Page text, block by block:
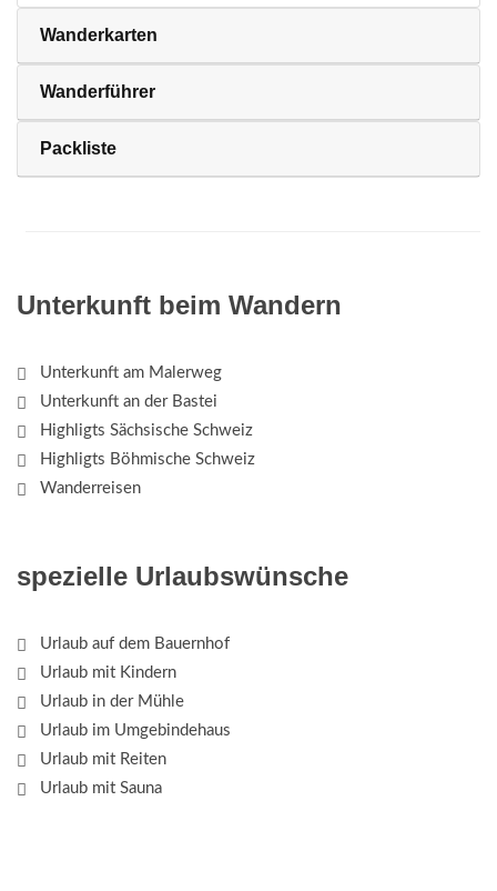
Wanderkarten
Wanderführer
Packliste
Unterkunft beim Wandern
Unterkunft am Malerweg
Unterkunft an der Bastei
Highligts Sächsische Schweiz
Highligts Böhmische Schweiz
Wanderreisen
spezielle Urlaubswünsche
Urlaub auf dem Bauernhof
Urlaub mit Kindern
Urlaub in der Mühle
Urlaub im Umgebindehaus
Urlaub mit Reiten
Urlaub mit Sauna